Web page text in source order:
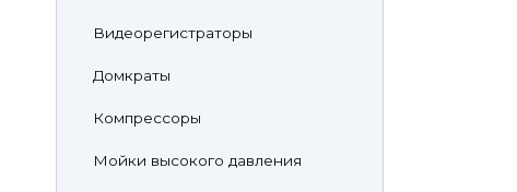
Видеорегистраторы
Домкраты
Компрессоры
Мойки высокого давления